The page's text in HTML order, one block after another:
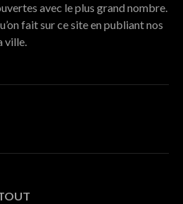
avec le plus grand nombre.
fait sur ce site en publiant nos
ville.